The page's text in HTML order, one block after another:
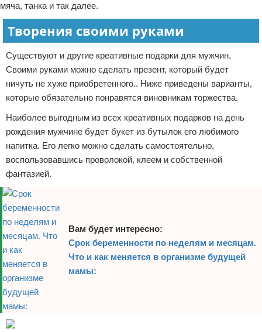
мяча, танка и так далее.
Творения своими руками
Существуют и другие креативные подарки для мужчин.
Своими руками можно сделать презент, который будет
ничуть не хуже приобретенного.. Ниже приведены варианты,
которые обязательно понравятся виновникам торжества.
Наиболее выгодным из всех креативных подарков на день
рождения мужчине будет букет из бутылок его любимого
напитка. Его легко можно сделать самостоятельно,
воспользовавшись проволокой, клеем и собственной
фантазией.
Вам будет интересно:
Срок беременности по неделям и месяцам.
Что и как меняется в организме будущей
мамы: